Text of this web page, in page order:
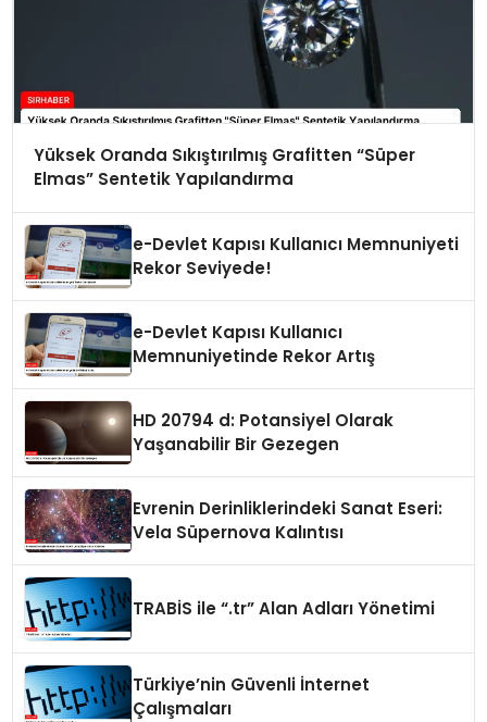
Yüksek Oranda Sıkıştırılmış Grafitten “Süper
Elmas” Sentetik Yapılandırma
e-Devlet Kapısı Kullanıcı Memnuniyeti
Rekor Seviyede!
e-Devlet Kapısı Kullanıcı
Memnuniyetinde Rekor Artış
HD 20794 d: Potansiyel Olarak
Yaşanabilir Bir Gezegen
Evrenin Derinliklerindeki Sanat Eseri:
Vela Süpernova Kalıntısı
TRABİS ile “.tr” Alan Adları Yönetimi
Türkiye’nin Güvenli İnternet
Çalışmaları